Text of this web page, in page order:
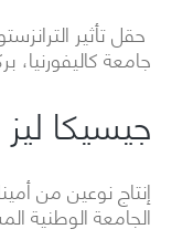
حقل تأثير
جامعة كاليفورنيا،
جيسيكا
إنتاج نوعين من
الجامعة الوطنية